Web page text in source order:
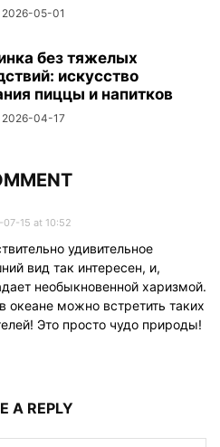
2026-05-01
без тяжелых
искусство
пиццы и напитков
2026-04-17
15 at 10:52
удивительное
вид так интересен, и,
необыкновенной харизмой.
океане можно встретить таких
Это просто чудо природы!
A REPLY